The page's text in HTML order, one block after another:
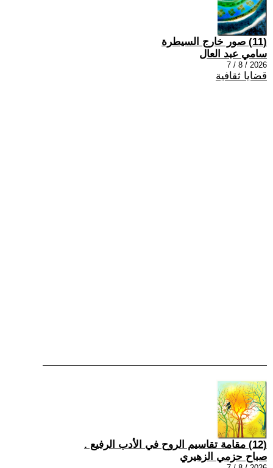
(11) صور خارج السيطرة
سامي عبد العال
2026 / 8 / 7
قضايا ثقافية
(12) مقامة تقاسيم الروح في الأدب الرفيع .
صباح حزمي الزهيري